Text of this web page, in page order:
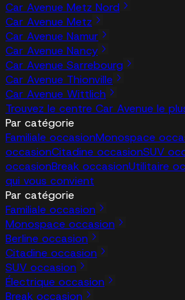
Car Avenue Metz Nord
Car Avenue Metz
Car Avenue Namur
Car Avenue Nancy
Car Avenue Sarrebourg
Car Avenue Thionville
Car Avenue Wittlich
Trouvez le centre Car Avenue le
Par catégorie
Familiale occasionMonospace
occasionCitadine occasionSUV
occasionBreak occasionUtilitaire
qui vous convient
Par catégorie
Familiale occasion
Monospace occasion
Berline occasion
Citadine occasion
SUV occasion
Électrique occasion
Break occasion